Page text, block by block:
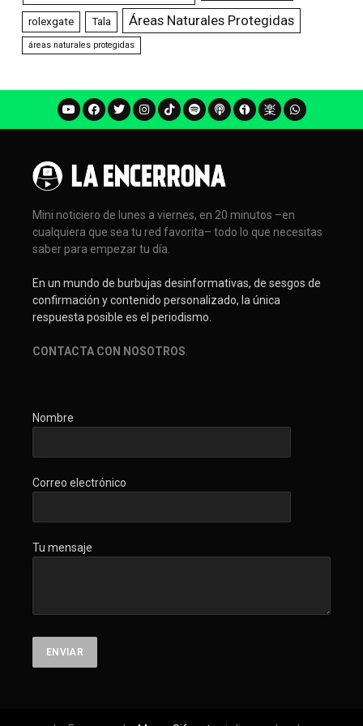
rolexgate Tala Áreas Naturales Protegidas
áreas naturales protegidas
Mini noticiero de lunes a viernes, en 20 minutos –en
cualquiera que sea tu red favorita– todo lo que necesitas
saber para empezar tu día.
En un mundo de burbujas desinformativas, de sesgos de
confirmación y contenido personalizado, la única
respuesta posible es el periodismo.
CONTACTA CON NOSOTROS
Nombre
Correo electrónico
Tu mensaje